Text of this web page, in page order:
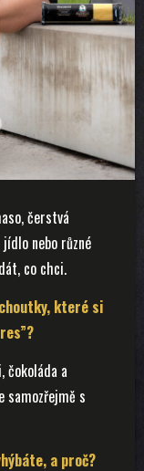
čerstvá
nebo různé
co chci.
které si
čokoláda a
samozřejmě s
a proč?